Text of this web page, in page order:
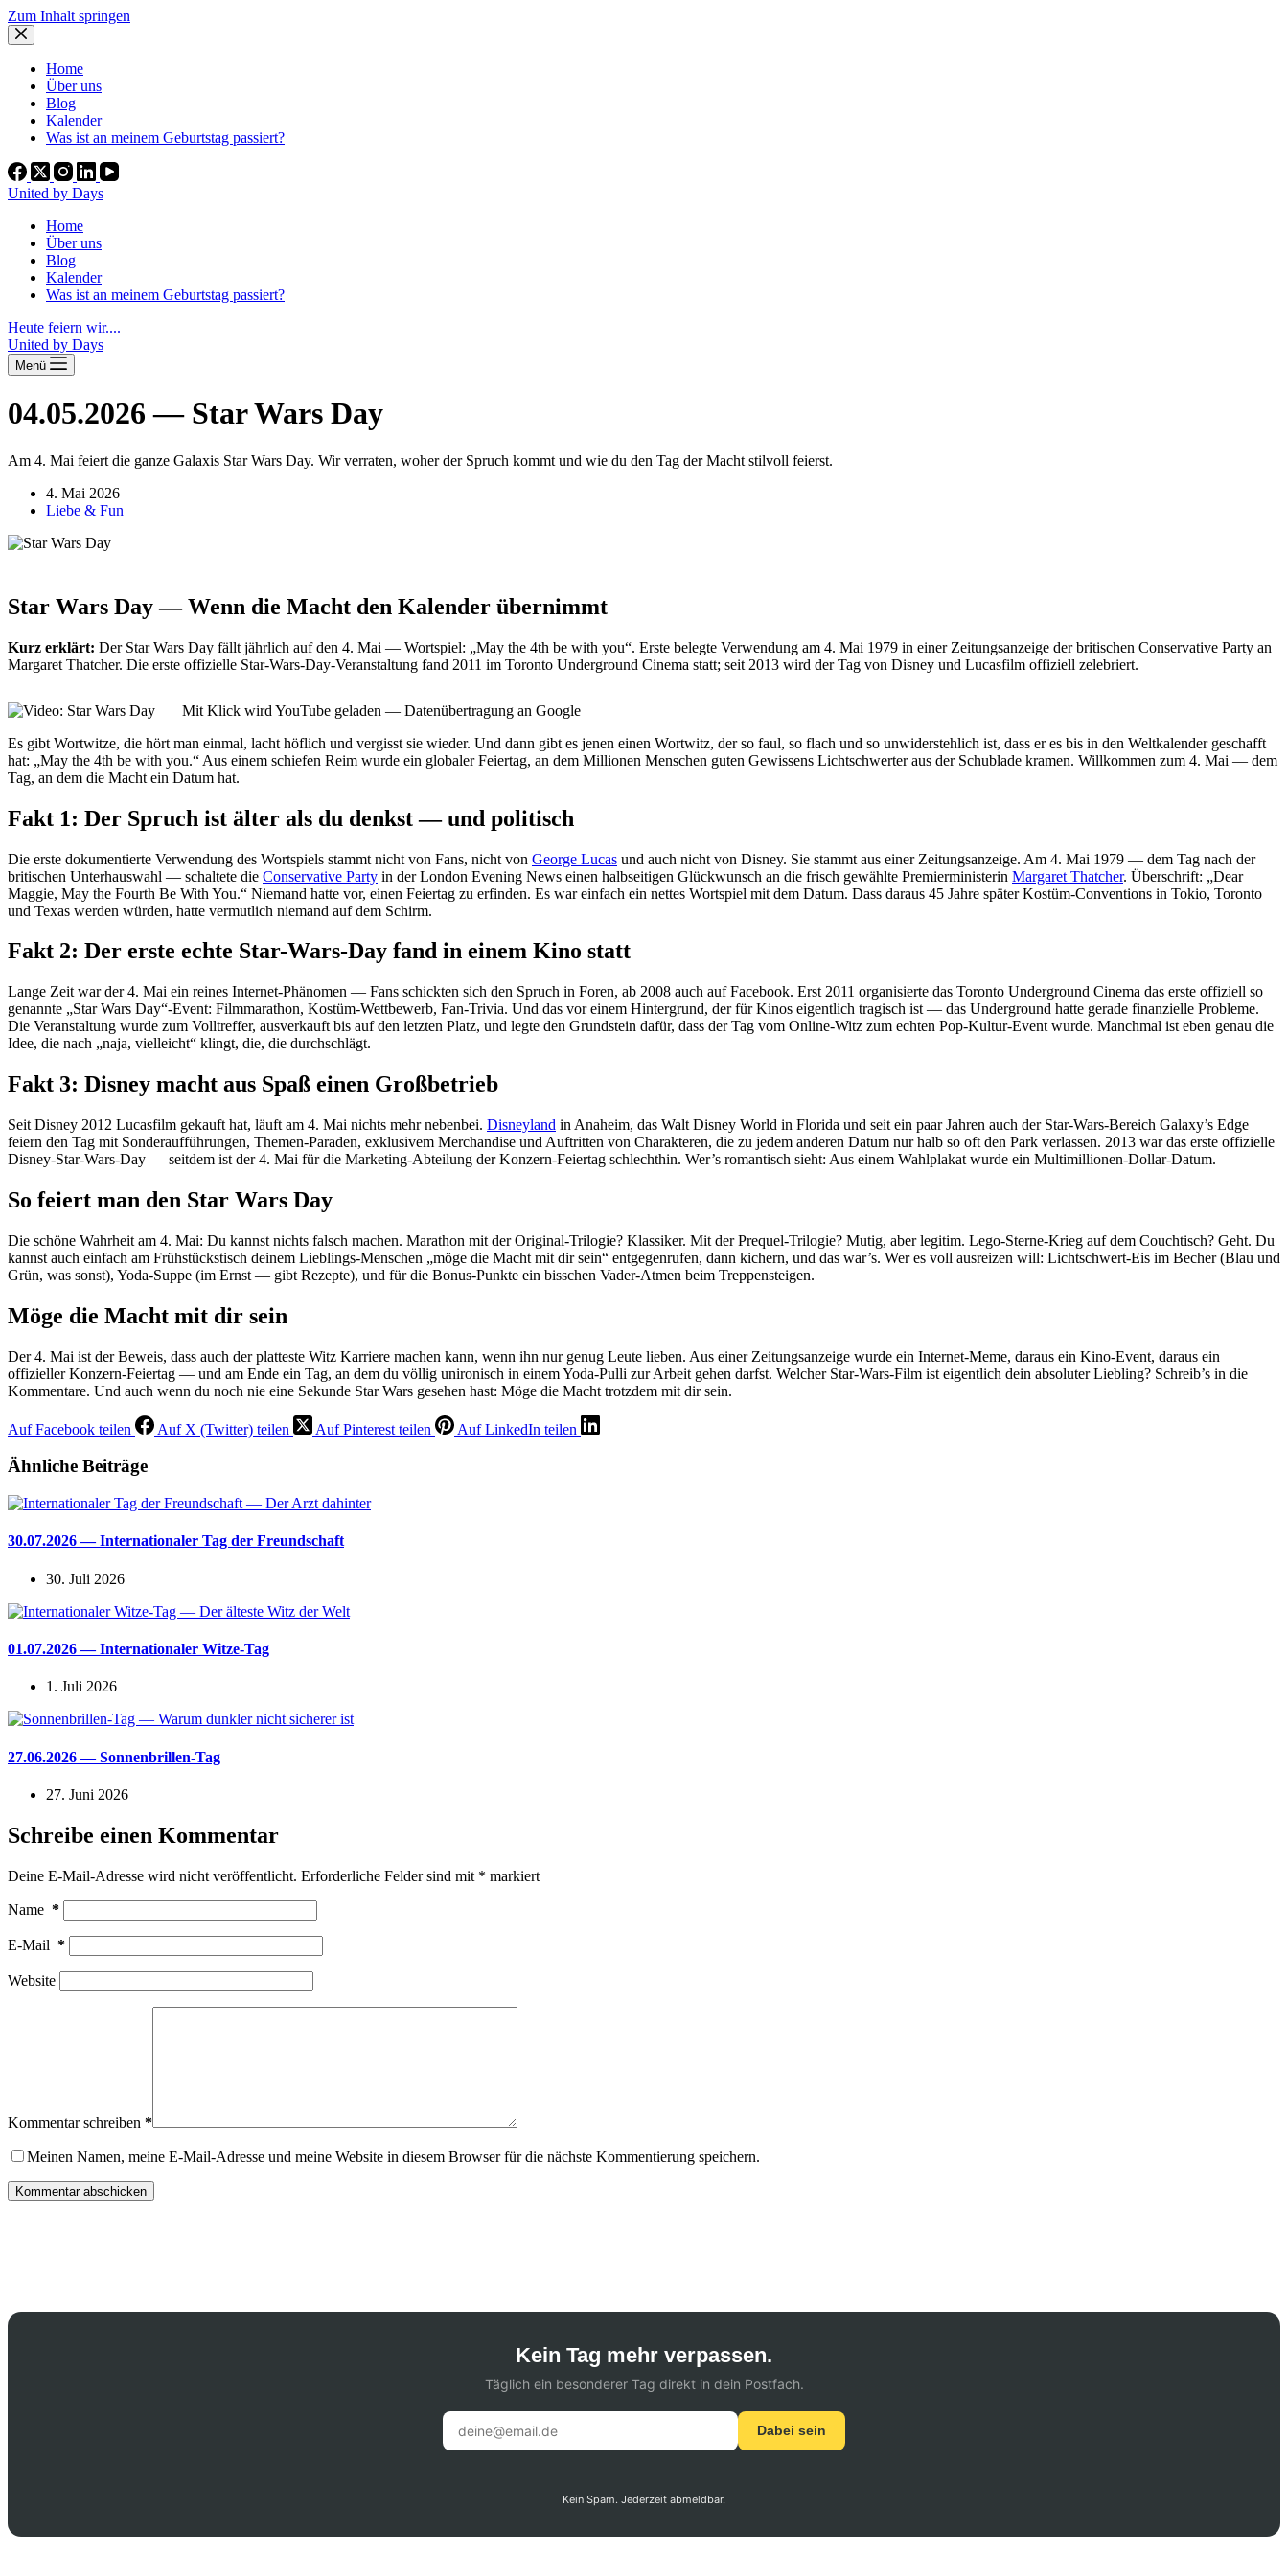
Zum Inhalt springen
Home
Über uns
Blog
Kalender
Was ist an meinem Geburtstag passiert?
United by Days
Home
Über uns
Blog
Kalender
Was ist an meinem Geburtstag passiert?
Heute feiern wir....
United by Days
Menü
04.05.2026 — Star Wars Day
Am 4. Mai feiert die ganze Galaxis Star Wars Day. Wir verraten, woher der Spruch kommt und wie du den Tag der Macht stilvoll feierst.
4. Mai 2026
Liebe & Fun
Star Wars Day — Wenn die Macht den Kalender übernimmt
Kurz erklärt: Der Star Wars Day fällt jährlich auf den 4. Mai — Wortspiel: „May the 4th be with you“. Erste belegte Verwendung am 4. Mai 1979 in einer Zeitungsanzeige der britischen Conservative Party an
Margaret Thatcher. Die erste offizielle Star-Wars-Day-Veranstaltung fand 2011 im Toronto Underground Cinema statt; seit 2013 wird der Tag von Disney und Lucasfilm offiziell zelebriert.
Mit Klick wird YouTube geladen — Datenübertragung an Google
Es gibt Wortwitze, die hört man einmal, lacht höflich und vergisst sie wieder. Und dann gibt es jenen einen Wortwitz, der so faul, so flach und so unwiderstehlich ist, dass er es bis in den Weltkalender geschafft
hat: „May the 4th be with you.“ Aus einem schiefen Reim wurde ein globaler Feiertag, an dem Millionen Menschen guten Gewissens Lichtschwerter aus der Schublade kramen. Willkommen zum 4. Mai — dem
Tag, an dem die Macht ein Datum hat.
Fakt 1: Der Spruch ist älter als du denkst — und politisch
Die erste dokumentierte Verwendung des Wortspiels stammt nicht von Fans, nicht von George Lucas und auch nicht von Disney. Sie stammt aus einer Zeitungsanzeige. Am 4. Mai 1979 — dem Tag nach der
britischen Unterhauswahl — schaltete die Conservative Party in der London Evening News einen halbseitigen Glückwunsch an die frisch gewählte Premierministerin Margaret Thatcher. Überschrift: „Dear
Maggie, May the Fourth Be With You.“ Niemand hatte vor, einen Feiertag zu erfinden. Es war einfach ein nettes Wortspiel mit dem Datum. Dass daraus 45 Jahre später Kostüm-Conventions in Tokio, Toronto
und Texas werden würden, hatte vermutlich niemand auf dem Schirm.
Fakt 2: Der erste echte Star-Wars-Day fand in einem Kino statt
Lange Zeit war der 4. Mai ein reines Internet-Phänomen — Fans schickten sich den Spruch in Foren, ab 2008 auch auf Facebook. Erst 2011 organisierte das Toronto Underground Cinema das erste offiziell so
genannte „Star Wars Day“-Event: Filmmarathon, Kostüm-Wettbewerb, Fan-Trivia. Und das vor einem Hintergrund, der für Kinos eigentlich tragisch ist — das Underground hatte gerade finanzielle Probleme.
Die Veranstaltung wurde zum Volltreffer, ausverkauft bis auf den letzten Platz, und legte den Grundstein dafür, dass der Tag vom Online-Witz zum echten Pop-Kultur-Event wurde. Manchmal ist eben genau die
Idee, die nach „naja, vielleicht“ klingt, die, die durchschlägt.
Fakt 3: Disney macht aus Spaß einen Großbetrieb
Seit Disney 2012 Lucasfilm gekauft hat, läuft am 4. Mai nichts mehr nebenbei. Disneyland in Anaheim, das Walt Disney World in Florida und seit ein paar Jahren auch der Star-Wars-Bereich Galaxy’s Edge
feiern den Tag mit Sonderaufführungen, Themen-Paraden, exklusivem Merchandise und Auftritten von Charakteren, die zu jedem anderen Datum nur halb so oft den Park verlassen. 2013 war das erste offizielle
Disney-Star-Wars-Day — seitdem ist der 4. Mai für die Marketing-Abteilung der Konzern-Feiertag schlechthin. Wer’s romantisch sieht: Aus einem Wahlplakat wurde ein Multimillionen-Dollar-Datum.
So feiert man den Star Wars Day
Die schöne Wahrheit am 4. Mai: Du kannst nichts falsch machen. Marathon mit der Original-Trilogie? Klassiker. Mit der Prequel-Trilogie? Mutig, aber legitim. Lego-Sterne-Krieg auf dem Couchtisch? Geht. Du
kannst auch einfach am Frühstückstisch deinem Lieblings-Menschen „möge die Macht mit dir sein“ entgegenrufen, dann kichern, und das war’s. Wer es voll ausreizen will: Lichtschwert-Eis im Becher (Blau und
Grün, was sonst), Yoda-Suppe (im Ernst — gibt Rezepte), und für die Bonus-Punkte ein bisschen Vader-Atmen beim Treppensteigen.
Möge die Macht mit dir sein
Der 4. Mai ist der Beweis, dass auch der platteste Witz Karriere machen kann, wenn ihn nur genug Leute lieben. Aus einer Zeitungsanzeige wurde ein Internet-Meme, daraus ein Kino-Event, daraus ein
offizieller Konzern-Feiertag — und am Ende ein Tag, an dem du völlig unironisch in einem Yoda-Pulli zur Arbeit gehen darfst. Welcher Star-Wars-Film ist eigentlich dein absoluter Liebling? Schreib’s in die
Kommentare. Und auch wenn du noch nie eine Sekunde Star Wars gesehen hast: Möge die Macht trotzdem mit dir sein.
Auf Facebook teilen Auf X (Twitter) teilen Auf Pinterest teilen Auf LinkedIn teilen
Ähnliche Beiträge
30.07.2026 — Internationaler Tag der Freundschaft
30. Juli 2026
01.07.2026 — Internationaler Witze-Tag
1. Juli 2026
27.06.2026 — Sonnenbrillen-Tag
27. Juni 2026
Schreibe einen Kommentar
Deine E-Mail-Adresse wird nicht veröffentlicht. Erforderliche Felder sind mit * markiert
Name *
E-Mail *
Website
Kommentar schreiben *
Meinen Namen, meine E-Mail-Adresse und meine Website in diesem Browser für die nächste Kommentierung speichern.
Kommentar abschicken
Kein Tag mehr verpassen.
Täglich ein besonderer Tag direkt in dein Postfach.
Dabei sein
Kein Spam. Jederzeit abmeldbar.